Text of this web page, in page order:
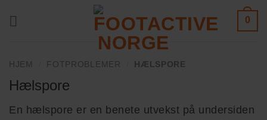
0
HJEM FOTPROBLEMER HÆLSPORE
Hælspore
En hælspore er en benete utvekst på undersiden